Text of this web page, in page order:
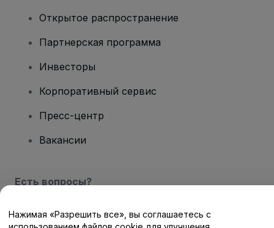
Открытое распространение
Партнерская программа
Инвесторы
Корпоративный сервис
Пресс-центр
Вакансии
Есть вопросы?
Центр помощи / Свяжитесь с нами
Нажимая «Разрешить все», вы соглашаетесь с